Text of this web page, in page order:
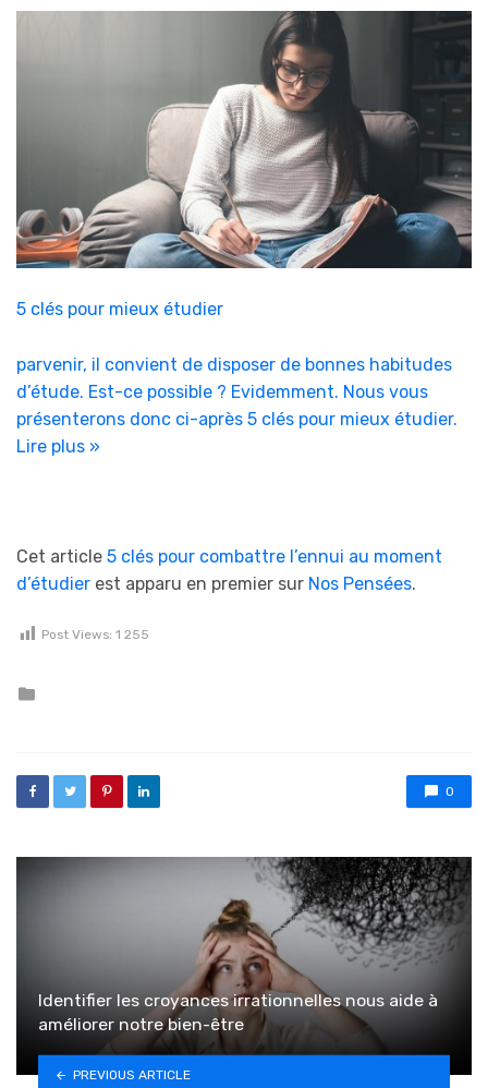
5 clés pour mieux étudier
parvenir, il convient de disposer de bonnes habitudes
d’étude. Est-ce possible ? Evidemment. Nous vous
présenterons donc ci-après 5 clés pour mieux étudier.
Lire plus »
Cet article 5 clés pour combattre l’ennui au moment
d’étudier est apparu en premier sur Nos Pensées.
Post Views: 1 255
0
Identifier les croyances irrationnelles nous aide à
améliorer notre bien-être
PREVIOUS ARTICLE